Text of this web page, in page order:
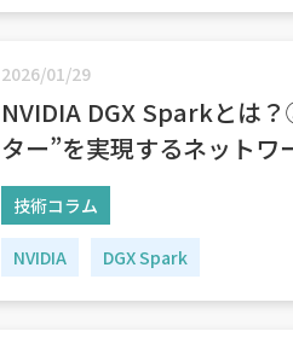
2026/01/29
NVIDIA DGX Sparkとは
ター”を実現するネットワ
技術コラム
NVIDIA DGX Spark